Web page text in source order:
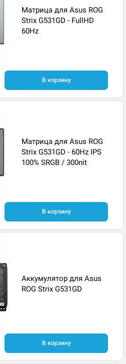
Матрица для Asus ROG
Strix G531GD - FullHD
60Hz
В корзину
Матрица для Asus ROG
Strix G531GD - 60Hz IPS
100% SRGB / 300nit
В корзину
Аккумулятор для Asus
ROG Strix G531GD
В корзину